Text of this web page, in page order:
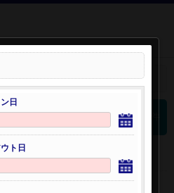
の金額です。
日
ト日